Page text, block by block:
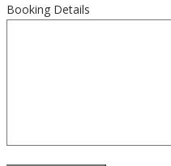
Booking Details